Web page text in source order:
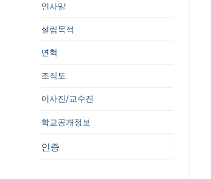
인사말
설립목적
연혁
조직도
이사진/교수진
학교공개정보
인증